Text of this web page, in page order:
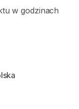
w godzinach